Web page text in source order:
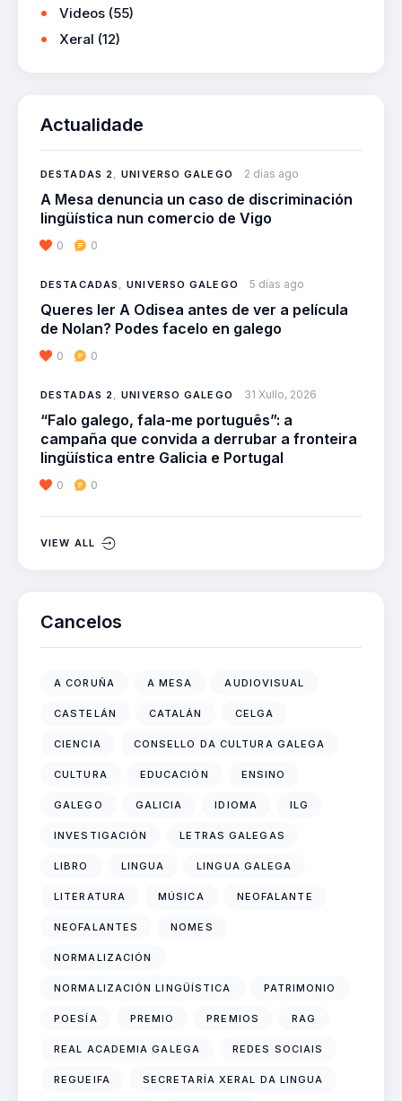
Videos (55)
Xeral (12)
Actualidade
DESTADAS 2,UNIVERSO GALEGO 2 días ago
A Mesa denuncia un caso de discriminación
lingüística nun comercio de Vigo
0 0
DESTACADAS ,UNIVERSO GALEGO 5 días ago
Queres ler A Odisea antes de ver a película
de Nolan? Podes facelo en galego
0 0
DESTADAS 2,UNIVERSO GALEGO 31 Xullo, 2026
“Falo galego, fala-me português”: a
campaña que convida a derrubar a fronteira
lingüística entre Galicia e Portugal
0 0
VIEW ALL
Cancelos
A CORUÑA A MESA AUDIOVISUAL
CASTELÁN CATALÁN CELGA
CIENCIA CONSELLO DA CULTURA GALEGA
CULTURA EDUCACIÓN ENSINO
GALEGO GALICIA IDIOMA ILG
INVESTIGACIÓN LETRAS GALEGAS
LIBRO LINGUA LINGUA GALEGA
LITERATURA MÚSICA NEOFALANTE
NEOFALANTES NOMES
NORMALIZACIÓN
NORMALIZACIÓN LINGÜÍSTICA PATRIMONIO
POESÍA PREMIO PREMIOS RAG
REAL ACADEMIA GALEGA REDES SOCIAIS
REGUEIFA SECRETARÍA XERAL DA LINGUA